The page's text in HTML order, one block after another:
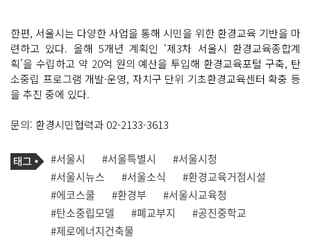
한편, 서울시는 다양한 사업을 통해 시민을 위한 환경교육 기반을 마
련하고 있다. 올해 5개년 계획인 ‘제3차 서울시 환경교육종합계
획’을 수립하고 약 20억 원의 예산을 투입해 환경교육포털 구축, 탄
소중립 프로그램 개발·운영, 자치구 단위 기초환경교육센터 확충 등
을 추진 중에 있다.
문의: 환경시민협력과 02-2133-3613
기
사
관
련
태
그
태
그
#서울시 #서울특별시
#서울시청
#서울시뉴스
#서울소식
#환경교육거점시설
#에코스쿨
#환경부
#서울시교육청
#탄소중립모델
#폐교부지
#공진중학교
#제로에너지건축물